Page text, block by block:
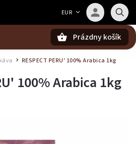
EUR
Prázdny košík
RESPECT PERU' 100% Arabica 1kg
100% Arabica 1kg